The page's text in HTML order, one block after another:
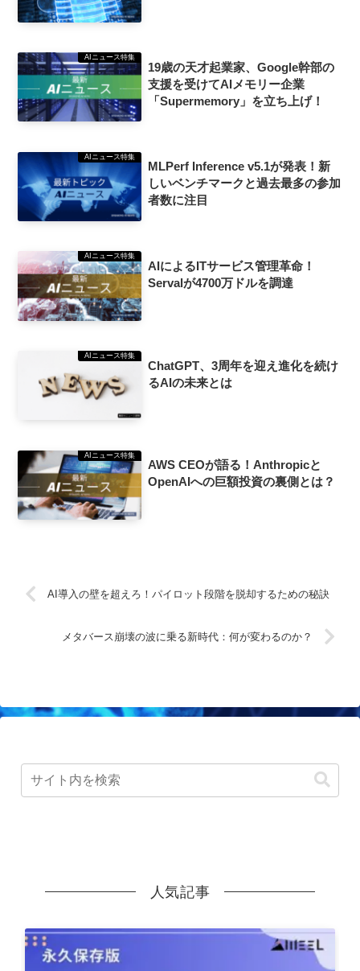
AIニュース特集
19歳の天才起業家、Google幹部の
支援を受けてAIメモリー企業
「Supermemory」を立ち上げ！
AIニュース特集
MLPerf Inference v5.1が発表！新
しいベンチマークと過去最多の参加
者数に注目
AIニュース特集
AIによるITサービス管理革命！
Servalが4700万ドルを調達
AIニュース特集
ChatGPT、3周年を迎え進化を続け
るAIの未来とは
AIニュース特集
AWS CEOが語る！Anthropicと
OpenAIへの巨額投資の裏側とは？
AI導入の壁を超えろ！パイロット段階を脱却するための秘訣
メタバース崩壊の波に乗る新時代：何が変わるのか？
人気記事